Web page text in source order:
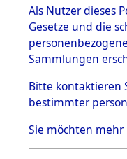
mente
5. Verschiedenes
5.3
Todesmärsche
5.3.1
zu
Todesmärsch
en
5.3.2
Als Nutzer dieses
Gesetze und die
Sammlungen
Bitte kontaktieren
bestimmter
Sie möchten